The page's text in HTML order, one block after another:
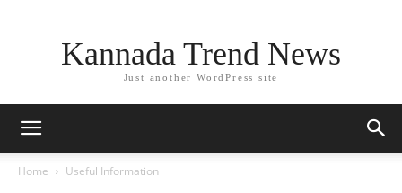
Kannada Trend News
Just another WordPress site
Home Useful Information